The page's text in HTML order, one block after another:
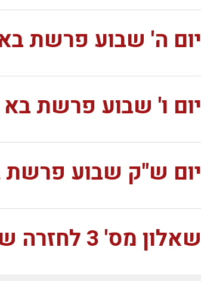
יום ה' שבוע פרשת
יום ו' שבוע פרשת בא
יום ש"ק שבוע פרשת
שאלון מס' 3 לחזרה שבועית